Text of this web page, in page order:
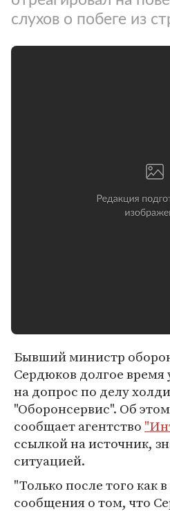
слухов о побеге из
Бывший министр
Сердюков долгое время
на допрос по делу
"Оборонсервис". Об
сообщает агентство
ссылкой на источник,
ситуацией.
"Только после того как
сообщения о том, что